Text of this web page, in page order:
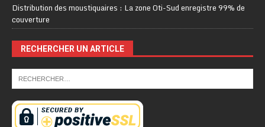
Distribution des moustiquaires : La zone Oti-Sud enregistre 99% de
couverture
RECHERCHER UN ARTICLE